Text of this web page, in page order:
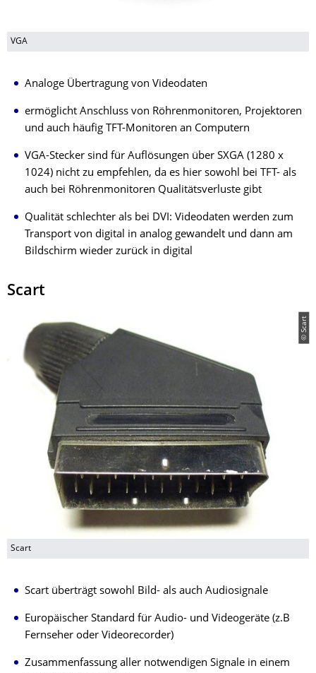
VGA
Analoge Übertragung von Videodaten
ermöglicht Anschluss von Röhrenmonitoren, Projektoren
und auch häufig TFT-Monitoren an Computern
VGA-Stecker sind für Auflösungen über SXGA (1280 x
1024) nicht zu empfehlen, da es hier sowohl bei TFT- als
auch bei Röhrenmonitoren Qualitätsverluste gibt
Qualität schlechter als bei DVI: Videodaten werden zum
Transport von digital in analog gewandelt und dann am
Bildschirm wieder zurück in digital
Scart
© Scart
Scart
Scart überträgt sowohl Bild- als auch Audiosignale
Europäischer Standard für Audio- und Videogeräte (z.B
Fernseher oder Videorecorder)
Zusammenfassung aller notwendigen Signale in einem